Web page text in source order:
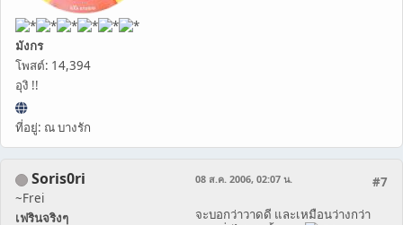
มังกร
โพสต์: 14,394
อุงิ !!
ที่อยู่: ณ บางรัก
Soris0ri
~Frei
เฟรินจริงๆ
#7
08 ส.ค. 2006, 02:07 น.
จะบอกว่าวาดดี และเหมือนว่างกว่า